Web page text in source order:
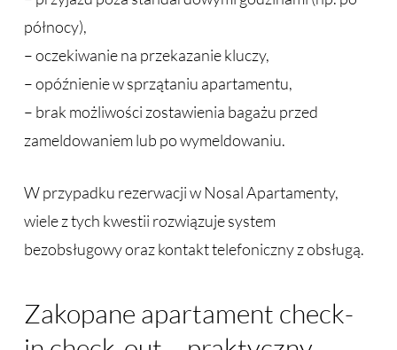
północy),
– oczekiwanie na przekazanie kluczy,
– opóźnienie w sprzątaniu apartamentu,
– brak możliwości zostawienia bagażu przed
zameldowaniem lub po wymeldowaniu.
W przypadku rezerwacji w Nosal Apartamenty,
wiele z tych kwestii rozwiązuje system
bezobsługowy oraz kontakt telefoniczny z obsługą.
Zakopane apartament check-